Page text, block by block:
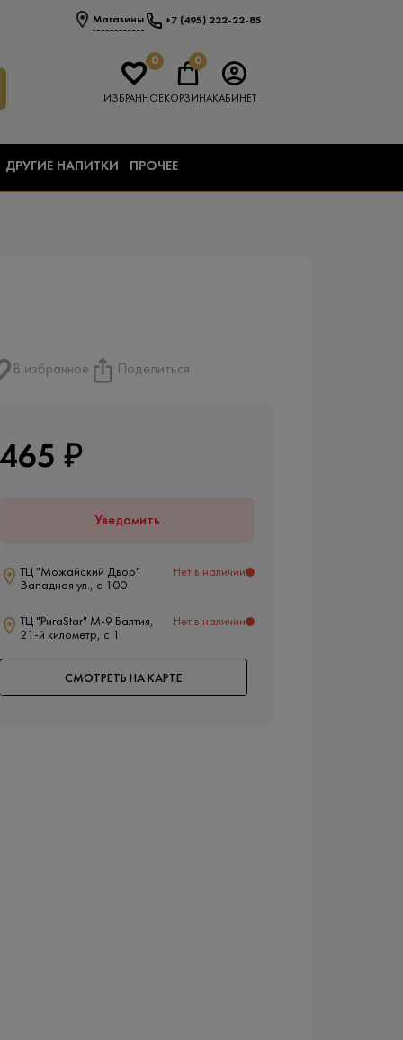
Магазины +7 (495) 222-22-85
0
ИЗБРАННОЕ
0
КОРЗИНАКАБИНЕТ
ДРУГИЕ НАПИТКИ ПРОЧЕЕ
В избранное Поделиться
465 ₽
Уведомить
ТЦ "Можайский Двор"
Западная ул., с 100
Нет в наличии
ТЦ "РигаStar" М-9 Балтия,
21-й километр, с 1
Нет в наличии
СМОТРЕТЬ НА КАРТЕ